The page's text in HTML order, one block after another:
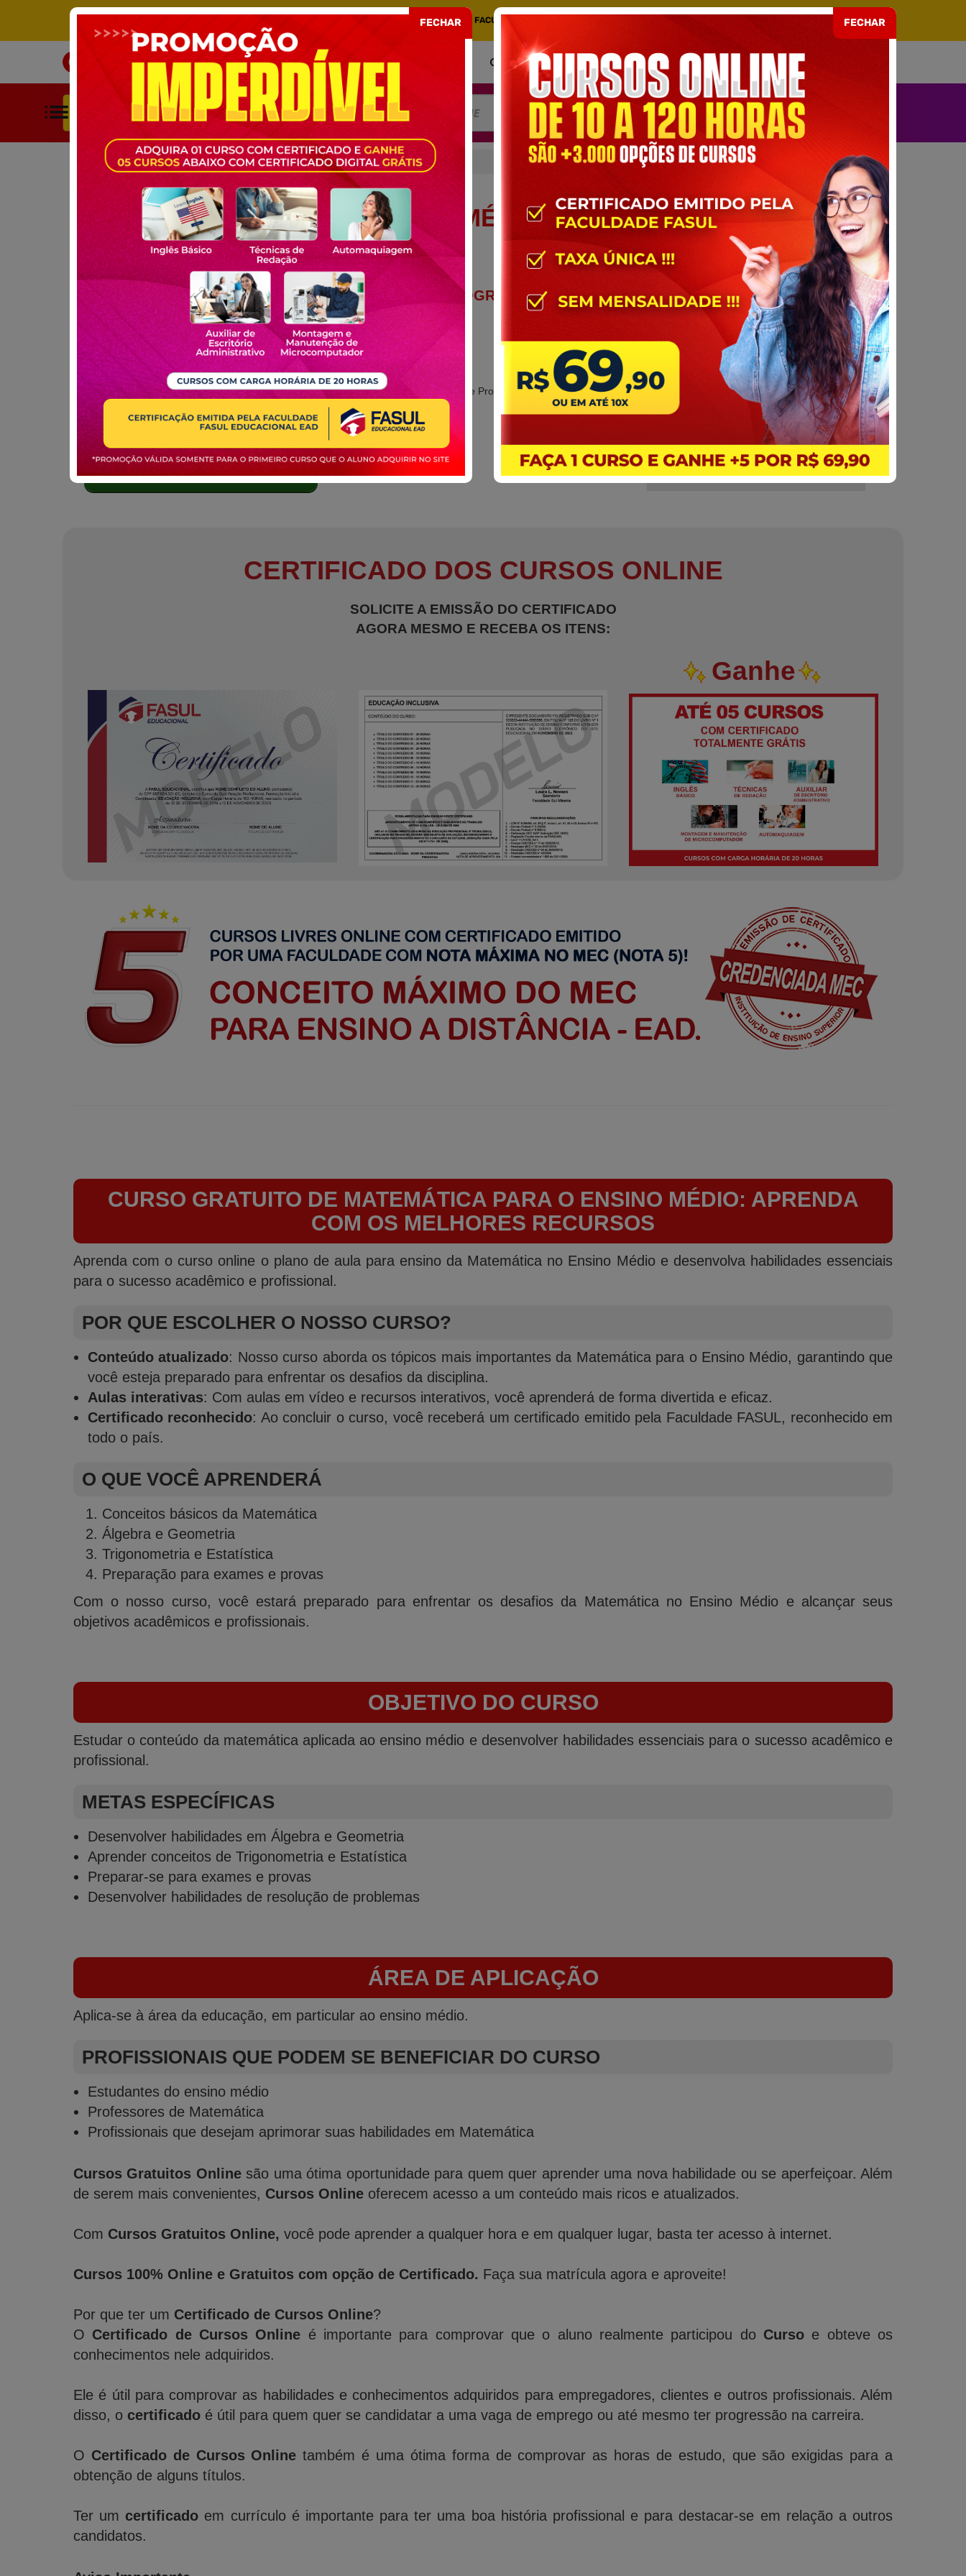
ÚNICO SITE DE CURSOS LIVRES COM CERTIFICADO EMITIDO POR UMA FACULDADE CREDENCIADA NO MEC. PORTARIA EAD Nº 499 DE 08/07/2021
INÍCIO CURSOS COMO FUNCIONA CERTIFICADO ATENDIMENTO SOU ALUNO
BUSCAR POR CATEGORIAS
CURSOS GRATUITOS EDUCAÇÃO MATEMÁTICA PARA O ENSINO MÉDIO
CURSO GRATUITO ONLINE:
MATEMÁTICA PARA O ENSINO MÉDIO
MATRICULE-SE
CONTEÚDO PROGRAMÁTICO DO
CURSO
Conjuntos Numéricos
Relações e Funções
Progressões
Estudo das Matrizes
Análise Combinatória e Probabilidade
Números Complexos
Trigonometria
Geometria Analítica
CERTIFICADO DOS CURSOS ONLINE
SOLICITE A EMISSÃO DO CERTIFICADO
AGORA MESMO E RECEBA OS ITENS:
Ganhe
CURSO GRATUITO DE MATEMÁTICA PARA O ENSINO MÉDIO: APRENDA
COM OS MELHORES RECURSOS
Aprenda com o curso online o plano de aula para ensino da Matemática no Ensino Médio e desenvolva habilidades essenciais
para o sucesso acadêmico e profissional.
POR QUE ESCOLHER O NOSSO CURSO?
Conteúdo atualizado: Nosso curso aborda os tópicos mais importantes da Matemática para o Ensino Médio, garantindo que
você esteja preparado para enfrentar os desafios da disciplina.
Aulas interativas: Com aulas em vídeo e recursos interativos, você aprenderá de forma divertida e eficaz.
Certificado reconhecido: Ao concluir o curso, você receberá um certificado emitido pela Faculdade FASUL, reconhecido em
todo o país.
O QUE VOCÊ APRENDERÁ
Conceitos básicos da Matemática
Álgebra e Geometria
Trigonometria e Estatística
Preparação para exames e provas
Com o nosso curso, você estará preparado para enfrentar os desafios da Matemática no Ensino Médio e alcançar seus
objetivos acadêmicos e profissionais.
OBJETIVO DO CURSO
Estudar o conteúdo da matemática aplicada ao ensino médio e desenvolver habilidades essenciais para o sucesso acadêmico e
profissional.
METAS ESPECÍFICAS
Desenvolver habilidades em Álgebra e Geometria
Aprender conceitos de Trigonometria e Estatística
Preparar-se para exames e provas
Desenvolver habilidades de resolução de problemas
ÁREA DE APLICAÇÃO
Aplica-se à área da educação, em particular ao ensino médio.
PROFISSIONAIS QUE PODEM SE BENEFICIAR DO CURSO
Estudantes do ensino médio
Professores de Matemática
Profissionais que desejam aprimorar suas habilidades em Matemática
Cursos Gratuitos Onlinesão uma ótima oportunidade para quem quer aprender uma nova habilidade ou se aperfeiçoar. Além
de serem mais convenientes, Cursos Online oferecem acesso a um conteúdo mais ricos e atualizados.
Com Cursos Gratuitos Online, você pode aprender a qualquer hora e em qualquer lugar, basta ter acesso à internet.
Cursos 100% Online e Gratuitos com opção de Certificado. Faça sua matrícula agora e aproveite!
Por que ter um Certificado de Cursos Online?
O Certificado de Cursos Online é importante para comprovar que o aluno realmente participou do Curso e obteve os
conhecimentos nele adquiridos.
Ele é útil para comprovar as habilidades e conhecimentos adquiridos para empregadores, clientes e outros profissionais. Além
disso, o certificado é útil para quem quer se candidatar a uma vaga de emprego ou até mesmo ter progressão na carreira.
O Certificado de Cursos Online também é uma ótima forma de comprovar as horas de estudo, que são exigidas para a
obtenção de alguns títulos.
Ter um certificado em currículo é importante para ter uma boa história profissional e para destacar-se em relação a outros
candidatos.
FECHAR FECHAR